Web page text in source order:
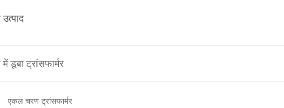
डूबा ट्रांसफार्मर
एकल चरण ट्रांसफार्मर